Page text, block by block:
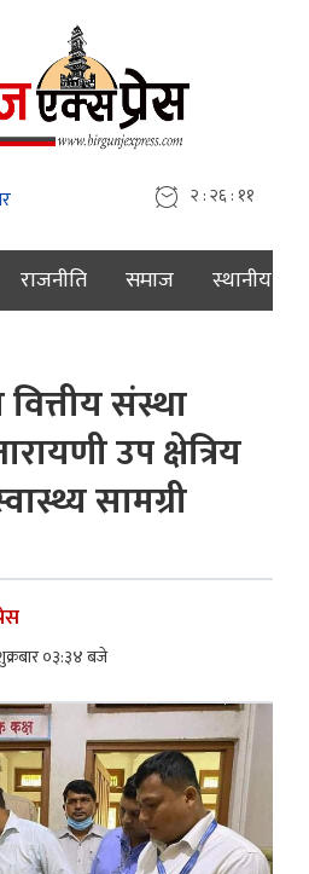
२ : २६ : १२
राजनीति समाज स्थानीय
संस्था
उप क्षेत्रिय
सामग्री
०३:३४ बजे